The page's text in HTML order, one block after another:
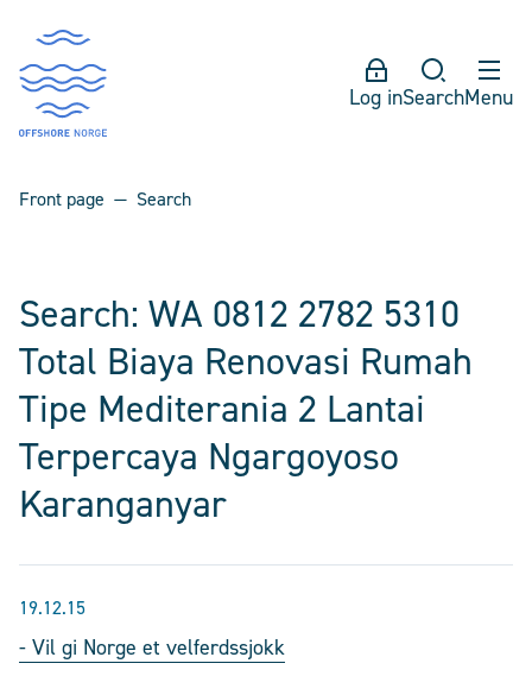
Log inSearchMenu
Front page Search
Search: WA 0812 2782 5310
Total Biaya Renovasi Rumah
Tipe Mediterania 2 Lantai
Terpercaya Ngargoyoso
Karanganyar
19.12.15
- Vil gi Norge et velferdssjokk